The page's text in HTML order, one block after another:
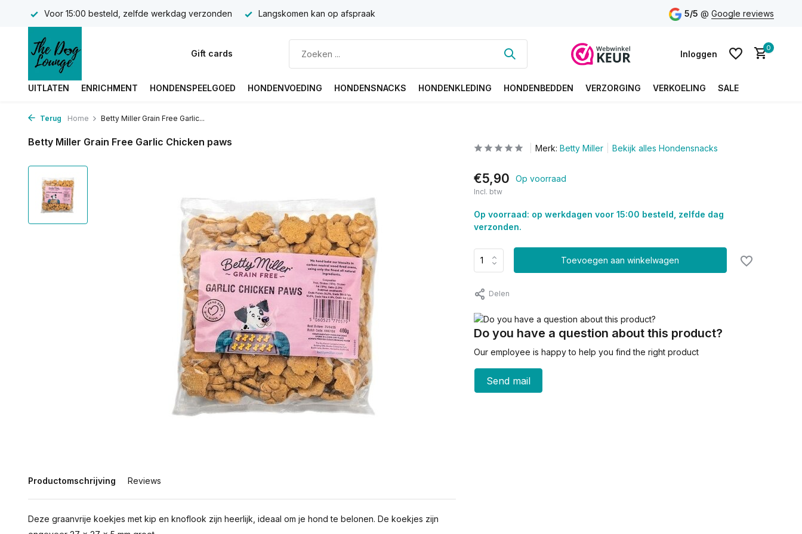
Voor 15:00 besteld, zelfde werkdag verzonden Langskomen kan op afspraak 5/5 @ Google reviews
Gift cards Inloggen
0
UITLATEN ENRICHMENT HONDENSPEELGOED HONDENVOEDING HONDENSNACKS HONDENKLEDING HONDENBEDDEN VERZORGING VERKOELING SALE
Terug Home Betty Miller Grain Free Garlic...
Betty Miller Grain Free Garlic Chicken paws
Productomschrijving Reviews
Deze graanvrije koekjes met kip en knoflook zijn heerlijk, ideaal om je hond te belonen. De koekjes zijn
Merk: Betty Miller Bekijk alles Hondensnacks
€5,90 Op voorraad
Incl. btw
Op voorraad: op werkdagen voor 15:00 besteld, zelfde dag
verzonden.
Toevoegen aan winkelwagen
Delen
Do you have a question about this product?
Our employee is happy to help you find the right product
Send mail